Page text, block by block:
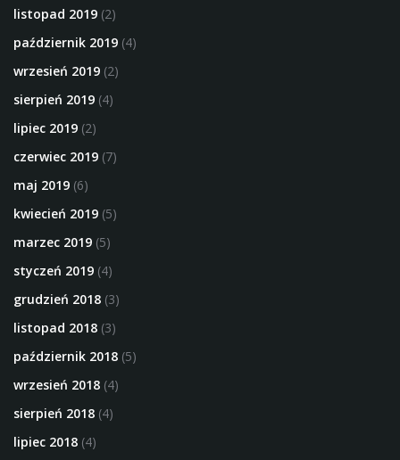
listopad 2019 (2)
październik 2019 (4)
wrzesień 2019 (2)
sierpień 2019 (4)
lipiec 2019 (2)
czerwiec 2019 (7)
maj 2019 (6)
kwiecień 2019 (5)
marzec 2019 (5)
styczeń 2019 (4)
grudzień 2018 (3)
listopad 2018 (3)
październik 2018 (5)
wrzesień 2018 (4)
sierpień 2018 (4)
lipiec 2018 (4)